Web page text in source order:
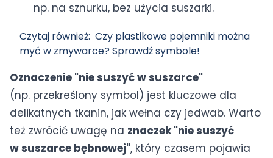
np. na sznurku, bez użycia suszarki.
Czytaj również: Czy plastikowe pojemniki można
myć w zmywarce? Sprawdź symbole!
Oznaczenie "nie suszyć w suszarce"
(np. przekreślony symbol) jest kluczowe dla
delikatnych tkanin, jak wełna czy jedwab. Warto
też zwrócić uwagę na znaczek "nie suszyć
w suszarce bębnowej", który czasem pojawia